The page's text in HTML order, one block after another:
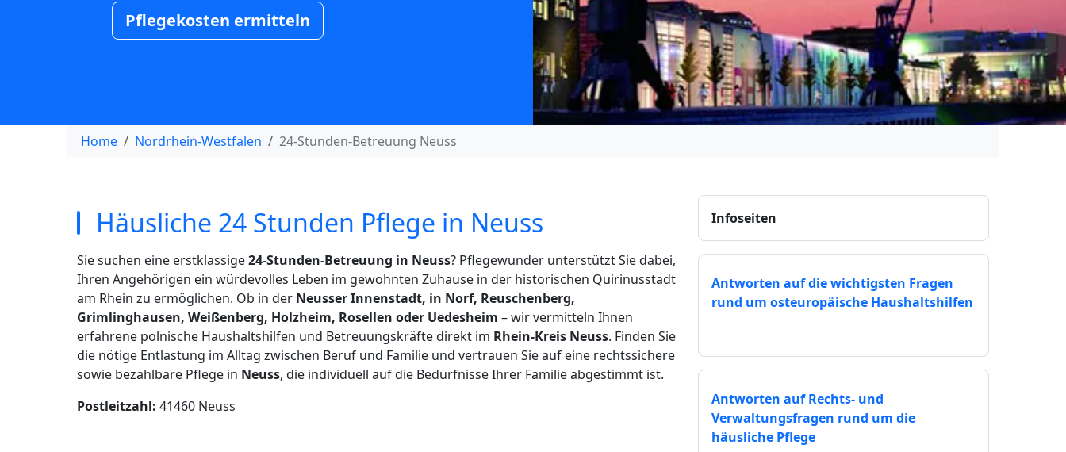
Pflegekosten ermitteln
Home Nordrhein-Westfalen 24-Stunden-Betreuung Neuss
Häusliche 24 Stunden Pflege in Neuss
Sie suchen eine erstklassige24-Stunden-Betreuung in Neuss? Pflegewunder unterstützt Sie dabei,
Ihren Angehörigen ein würdevolles Leben im gewohnten Zuhause in der historischen Quirinusstadt
am Rhein zu ermöglichen. Ob in der Neusser Innenstadt, in Norf, Reuschenberg,
Grimlinghausen, Weißenberg, Holzheim, Rosellen oder Uedesheim – wir vermitteln Ihnen
erfahrene polnische Haushaltshilfen und Betreuungskräfte direkt im Rhein-Kreis Neuss. Finden Sie
die nötige Entlastung im Alltag zwischen Beruf und Familie und vertrauen Sie auf eine rechtssichere
sowie bezahlbare Pflege in Neuss, die individuell auf die Bedürfnisse Ihrer Familie abgestimmt ist.
Postleitzahl: 41460 Neuss
Infoseiten
Antworten auf die wichtigsten Fragen
rund um osteuropäische Haushaltshilfen
Antworten auf Rechts- und
Verwaltungsfragen rund um die
häusliche Pflege